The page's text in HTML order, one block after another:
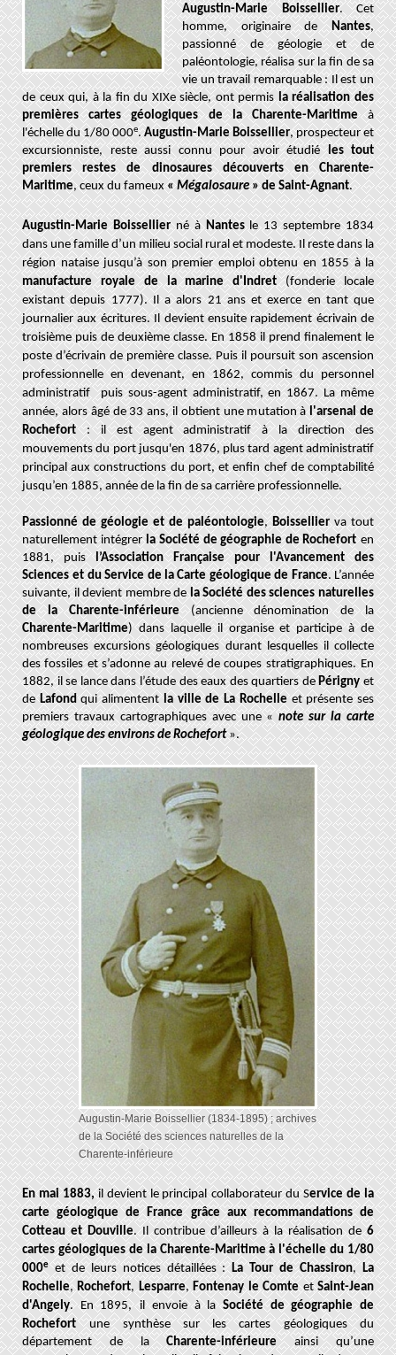
Augustin-Marie Boissellier. Cet
homme, originaire deNantes,
passionné de géologie et de
paléontologie, réalisa sur la fin de sa
vie un travail remarquable : Il est un
de ceux qui, à la fin du XIXe siècle, ont permisla réalisation des
premières cartes géologiques de la Charente-Maritimeà
l'échelle du 1/80 000e.Augustin-Marie Boissellier, prospecteur et
excursionniste, reste aussi connu pour avoir étudiéles tout
premiers restes de dinosaures découverts en Charente-
Maritime, ceux du fameux«Mégalosaure» de Saint-Agnant.
Augustin-Marie Boissellierné àNantesle 13 septembre 1834
dans une famille d’un milieu social rural et modeste. Il reste dans la
région nataise jusqu’à son premier emploi obtenu en 1855 à la
manufacture royale de la marine d'Indret(fonderie locale
existant depuis 1777). Il a alors 21 ans et exerce en tant que
journalier aux écritures. Il devient ensuite rapidement écrivain de
troisième puis de deuxième classe. En 1858 il prend finalement le
poste d’écrivain de première classe. Puis il poursuit son ascension
professionnelle en devenant, en 1862, commis du personnel
administratif puis sous-agent administratif, en 1867. La même
année, alors âgé de 33 ans, il obtient une mutation àl'arsenal de
Rochefort: il est agent administratif à la direction des
mouvements du port jusqu'en 1876, plus tard agent administratif
principal aux constructions du port, et enfin chef de comptabilité
jusqu’en 1885, année de la fin de sa carrière professionnelle.
Passionné de géologie et de paléontologie,Boissellierva tout
naturellement intégrer la Société de géographie de Rochefort en
1881, puisl’Association Française pour l'Avancement des
Sciences et du Service de la Carte géologique de France. L’année
suivante, il devient membre dela Société des sciences naturelles
de la Charente-inférieure(ancienne dénomination de la
Charente-Maritime) dans laquelle il organise et participe à de
nombreuses excursions géologiques durant lesquelles il collecte
des fossiles et s’adonne au relevé de coupes stratigraphiques. En
1882, il se lance dans l’étude des eaux des quartiers dePérignyet
deLafondqui alimententla ville de La Rochelleet présente ses
premiers travaux cartographiques avec une «note sur la carte
géologique des environs de Rochefort».
Augustin-Marie Boissellier (1834-1895) ; archives
de la Société des sciences naturelles de la
Charente-inférieure
En mai 1883,il devient le principal collaborateur du Service de la
carte géologique de France grâce aux recommandations de
Cotteau et Douville. Il contribue d’ailleurs à la réalisation de6
cartes géologiques de la Charente-Maritime à l'échelle du 1/80
000eet de leurs notices détaillées :La Tour de Chassiron,La
Rochelle,Rochefort,Lesparre,Fontenay le ComteetSaint-Jean
d'Angely. En 1895, il envoie à laSociété de géographie de
Rochefort
une synthèse sur les cartes géologiques du
département de laCharente-inférieure ainsi qu’une